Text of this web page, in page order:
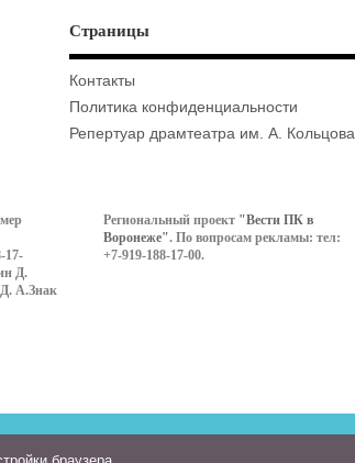
Страницы
Контакты
Политика конфиденциальности
Репертуар драмтеатра им. А. Кольцова
17-
Д.
А.Знак
Региональный проект "Вести ПК в
Воронеже". По вопросам рекламы: тел:
+7-919-188-17-00.